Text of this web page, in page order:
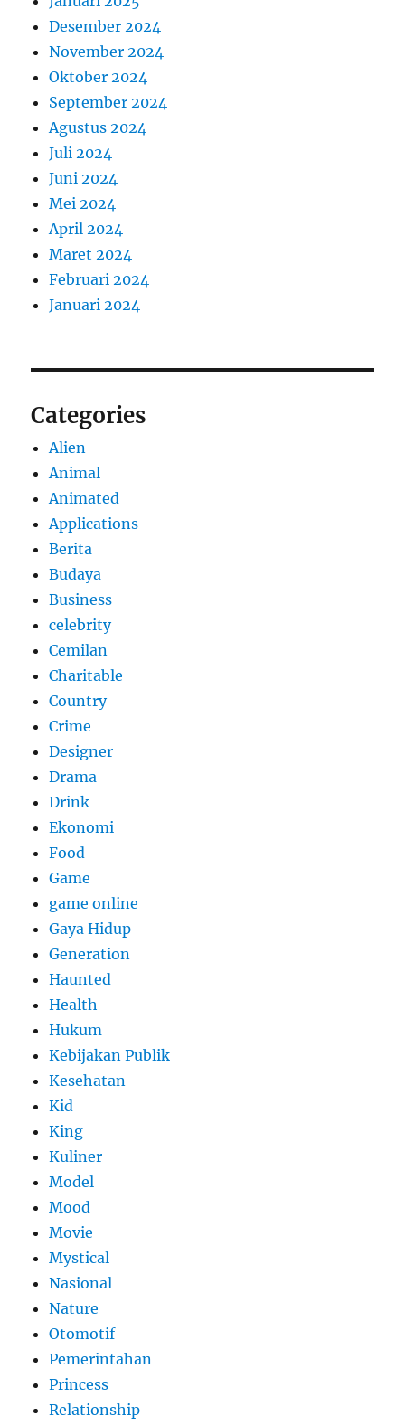
Desember 2024
November 2024
Oktober 2024
September 2024
Agustus 2024
Juli 2024
Juni 2024
Mei 2024
April 2024
Maret 2024
Februari 2024
Januari 2024
Categories
Alien
Animal
Animated
Applications
Berita
Budaya
Business
celebrity
Cemilan
Charitable
Country
Crime
Designer
Drama
Drink
Ekonomi
Food
Game
game online
Gaya Hidup
Generation
Haunted
Health
Hukum
Kebijakan Publik
Kesehatan
Kid
King
Kuliner
Model
Mood
Movie
Mystical
Nasional
Nature
Otomotif
Pemerintahan
Princess
Relationship